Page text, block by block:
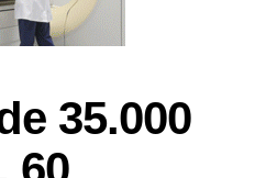
35.000